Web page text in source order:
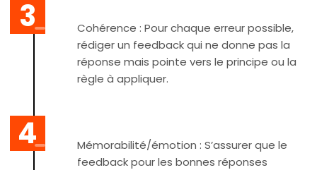
Cohérence : Pour chaque erreur possible,
rédiger un feedback qui ne donne pas la
réponse mais pointe vers le principe ou la
règle à appliquer.
Mémorabilité/émotion : S’assurer que le
feedback pour les bonnes réponses